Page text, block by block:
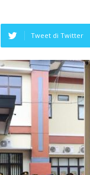
Tweet di Twitter